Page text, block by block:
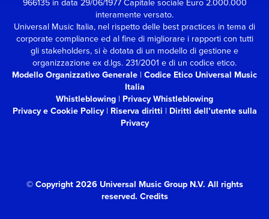
interamente versato.
Universal Music Italia, nel rispetto delle best practices in tema di
corporate compliance ed al fine di migliorare i rapporti con tutti
gli stakeholders,si è dotata di un modello di gestione e
organizzazione ex d.lgs. 231/2001 e di un codice etico.
Modello Organizzativo Generale | Codice Etico Universal Music
Italia
Whistleblowing | Privacy Whistleblowing
Privacy e Cookie Policy| Riserva diritti | Diritti dell’utente sulla
Privacy
© Copyright 2026 Universal Music Group N.V. All rights
reserved. Credits